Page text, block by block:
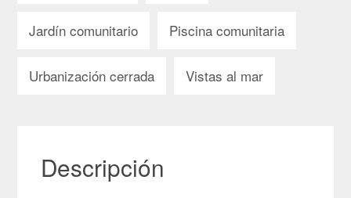
Jardín comunitario Piscina comunitaria
Urbanización cerrada Vistas al mar
Descripción